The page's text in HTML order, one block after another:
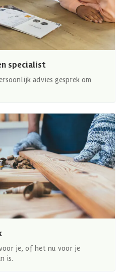
specialist
advies gesprek om
je, of het nu voor je
is.